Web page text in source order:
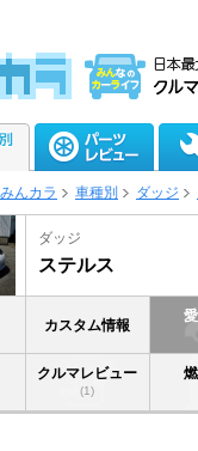
んカラ 車種別 ダッジ
ダッジ
ステルス
カスタム情報
クルマレビュー
(1)